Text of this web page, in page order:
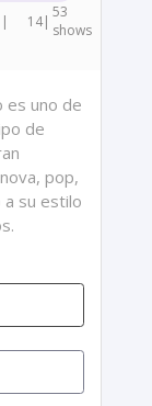
| 14| 53
shows
es uno de
de
pop,
a su estilo